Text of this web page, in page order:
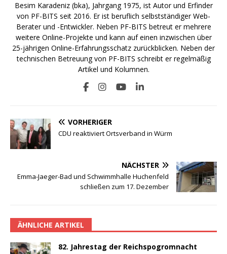
Besim Karadeniz (bka), Jahrgang 1975, ist Autor und Erfinder
von PF-BITS seit 2016. Er ist beruflich selbstständiger Web-
Berater und -Entwickler. Neben PF-BITS betreut er mehrere
weitere Online-Projekte und kann auf einen inzwischen über
25-jährigen Online-Erfahrungsschatz zurückblicken. Neben der
technischen Betreuung von PF-BITS schreibt er regelmäßig
Artikel und Kolumnen.
VORHERIGER
CDU reaktiviert Ortsverband in Würm
NÄCHSTER
Emma-Jaeger-Bad und Schwimmhalle Huchenfeld
schließen zum 17. Dezember
ÄHNLICHE ARTIKEL
82. Jahrestag der Reichspogromnacht